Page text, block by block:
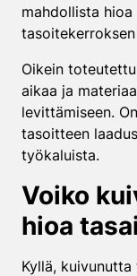
mahdollista
Oikein
aikaa ja
levittämiseen.
tasoitteen
työkaluista.
Voiko
hioa
Kyllä,